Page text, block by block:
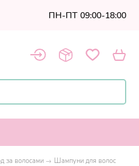
ПН-ПТ 09:00-18:00
за волосами Шампуни для волос